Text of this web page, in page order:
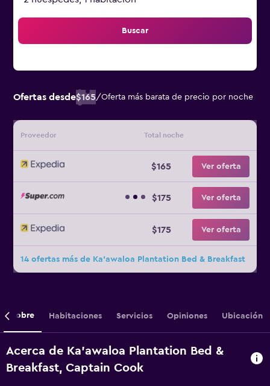
Buscar
Ofertas desde$165/Oferta más barata de precio por noche
Proveedor Total noche
$165 Ver oferta
$175 Ver oferta
$175 Ver oferta
14 ofertas más de Ka'awaloa Plantation Bed & Breakfast
Sobre Habitaciones Servicios Opiniones Ubicación
Acerca de Ka'awaloa Plantation Bed &
Breakfast, Captain Cook